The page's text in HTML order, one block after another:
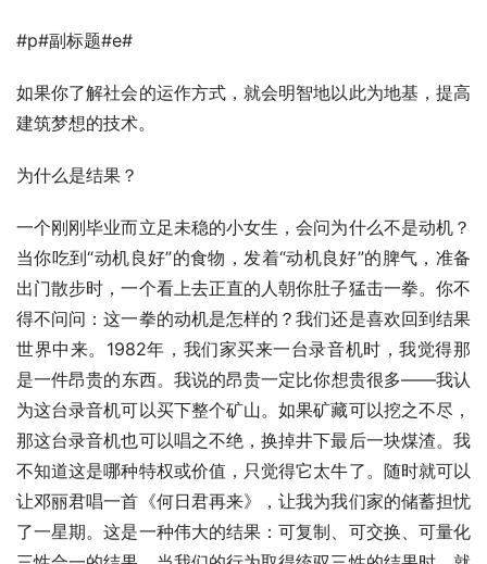
#p#副标题#e#
如果你了解社会的运作方式，就会明智地以此为地基，提高
建筑梦想的技术。
为什么是结果？
一个刚刚毕业而立足未稳的小女生，会问为什么不是动机？
当你吃到“动机良好”的食物，发着“动机良好”的脾气，准备
出门散步时，一个看上去正直的人朝你肚子猛击一拳。你不
得不问问：这一拳的动机是怎样的？我们还是喜欢回到结果
世界中来。1982年，我们家买来一台录音机时，我觉得那
是一件昂贵的东西。我说的昂贵一定比你想贵很多——我认
为这台录音机可以买下整个矿山。如果矿藏可以挖之不尽，
那这台录音机也可以唱之不绝，换掉井下最后一块煤渣。我
不知道这是哪种特权或价值，只觉得它太牛了。随时就可以
让邓丽君唱一首《何日君再来》，让我为我们家的储蓄担忧
了一星期。这是一种伟大的结果：可复制、可交换、可量化